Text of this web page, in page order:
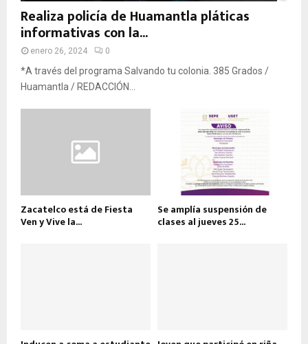
Realiza policía de Huamantla pláticas
informativas con la...
enero 26, 2024 0
*A través del programa Salvando tu colonia. 385 Grados /
Huamantla / REDACCIÓN...
Zacatelco está de Fiesta
Ven y Vive la...
Se amplía suspensión de
clases al jueves 25...